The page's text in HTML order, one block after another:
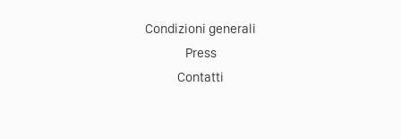
Condizioni generali
Press
Contatti